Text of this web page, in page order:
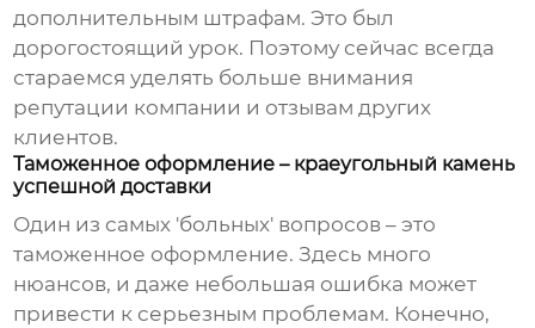
дополнительным штрафам. Это был
дорогостоящий урок. Поэтому сейчас всегда
стараемся уделять больше внимания
репутации компании и отзывам других
клиентов.
Таможенное оформление – краеугольный камень
успешной доставки
Один из самых 'больных' вопросов – это
таможенное оформление. Здесь много
нюансов, и даже небольшая ошибка может
привести к серьезным проблемам. Конечно,